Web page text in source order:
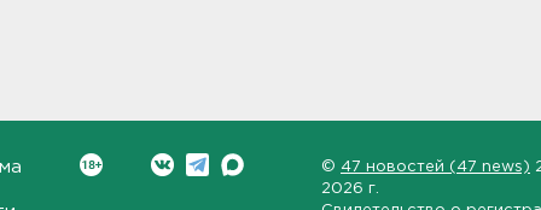
© 47 новостей (47 news)
2026 г.